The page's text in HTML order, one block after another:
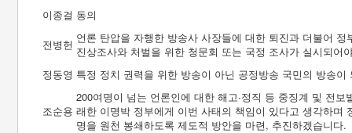
이종걸 동의
전병헌 언론 탄압을 자행한 방송사 사장들에 대한 퇴진과 더불어
진상조사와 처벌을 위한 청문회 또는 국정 조사가 실시되어
정동영 특정 정치 권력을 위한 방송이 아닌 공정방송 국민의 방송
조순용
200여명이 넘는 언론인에 대한 해고∙정직 등 중징계 및 전
래한 이명박 정부에게 이번 사태의 책임이 있다고 생각하
명을 원천 봉쇄하도록 제도적 방안을 마련, 추진하겠습니다.